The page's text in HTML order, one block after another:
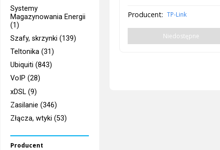
Systemy
Magazynowania Energii
(1)
Szafy, skrzynki (139)
Teltonika (31)
Ubiquiti (843)
VoIP (28)
xDSL (9)
Zasilanie (346)
Złącza, wtyki (53)
Producent
Producent: TP-Link
Niedostępne